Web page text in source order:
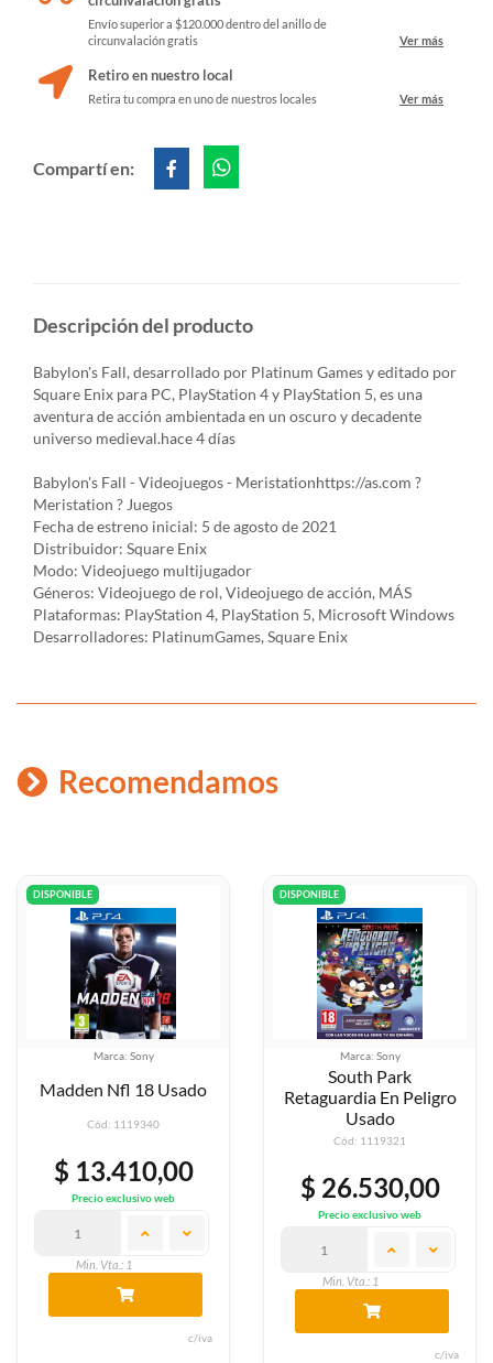
Envío superior a $120.000 dentro del anillo de
circunvalación gratis
Ver más
Retiro en nuestro local
Retira tu compra en uno de nuestros locales Ver más
Compartí en:
Descripción del producto
Babylon's Fall, desarrollado por Platinum Games y editado por
Square Enix para PC, PlayStation 4 y PlayStation 5, es una
aventura de acción ambientada en un oscuro y decadente
universo medieval.hace 4 días
Babylon's Fall - Videojuegos - Meristationhttps://as.com ?
Meristation ? Juegos
Fecha de estreno inicial: 5 de agosto de 2021
Distribuidor: Square Enix
Modo: Videojuego multijugador
Géneros: Videojuego de rol, Videojuego de acción, MÁS
Plataformas: PlayStation 4, PlayStation 5, Microsoft Windows
Desarrolladores: PlatinumGames, Square Enix
Recomendamos
DISPONIBLE
Marca: Sony
Madden Nfl 18 Usado
Cód: 1119340
$ 13.410,00
Precio exclusivo web
Min. Vta.: 1
c/iva
DISPONIBLE
Marca: Sony
South Park
Retaguardia En Peligro
Usado
Cód: 1119321
$ 26.530,00
Precio exclusivo web
Min. Vta.: 1
c/iva